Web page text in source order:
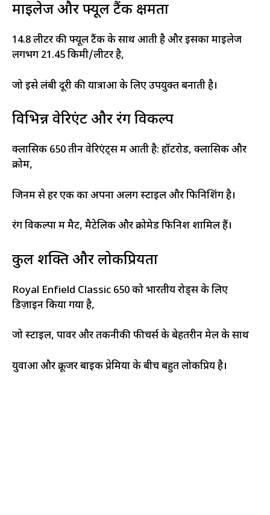
माइलेज और फ्यूल टैंक क्षमता
14.8 लीटर की फ्यूल टैंक के साथ आती है और इसका माइलेज
लगभग 21.45 किमी/लीटर है,
जो इसे लंबी दूरी की यात्राओं के लिए उपयुक्त बनाती है।
विभिन्न वेरिएंट और रंग विकल्प
क्लासिक 650 तीन वेरिएंट्स में आती है: हॉटरोड, क्लासिक और
क्रोम,
जिनमें से हर एक का अपना अलग स्टाइल और फिनिशिंग है।
रंग विकल्पों में मैट, मैटेलिक और क्रोमेड फिनिश शामिल हैं।
कुल शक्ति और लोकप्रियता
Royal Enfield Classic 650 को भारतीय रोड्स के लिए
डिज़ाइन किया गया है,
जो स्टाइल, पावर और तकनीकी फीचर्स के बेहतरीन मेल के साथ
युवाओं और क्रूजर बाइक प्रेमियों के बीच बहुत लोकप्रिय है।